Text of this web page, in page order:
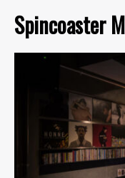
Spincoaster